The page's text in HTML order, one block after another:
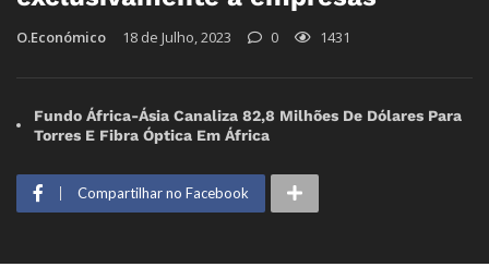
O.Económico 18 de Julho, 2023 0 1431
Fundo África-Ásia Canaliza 82,8 Milhões De Dólares Para
Torres E Fibra Óptica Em África
Compartilhar no Facebook